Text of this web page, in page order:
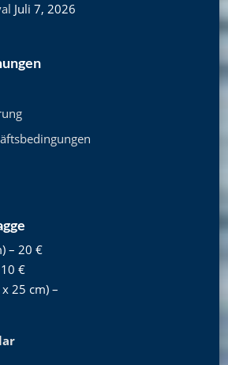
Juli 7, 2026
– 20 €
€
25 cm) –